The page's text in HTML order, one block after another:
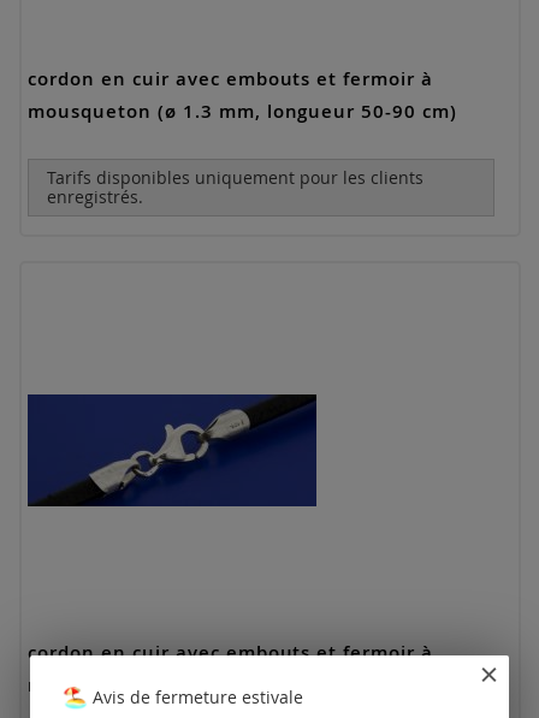
cordon en cuir avec embouts et fermoir à
mousqueton (ø 1.3 mm, longueur 50-90 cm)
Tarifs disponibles uniquement pour les clients
enregistrés.
cordon en cuir avec embouts et fermoir à
mousqueton (ø 2 mm, longueur 38-48 cm)
Avis de fermeture estivale